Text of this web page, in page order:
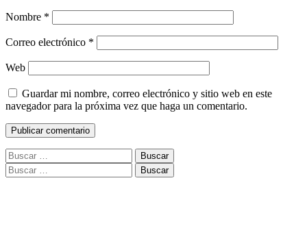
Nombre *
Correo electrónico *
Web
Guardar mi nombre, correo electrónico y sitio web en este
navegador para la próxima vez que haga un comentario.
Buscar:
Buscar: